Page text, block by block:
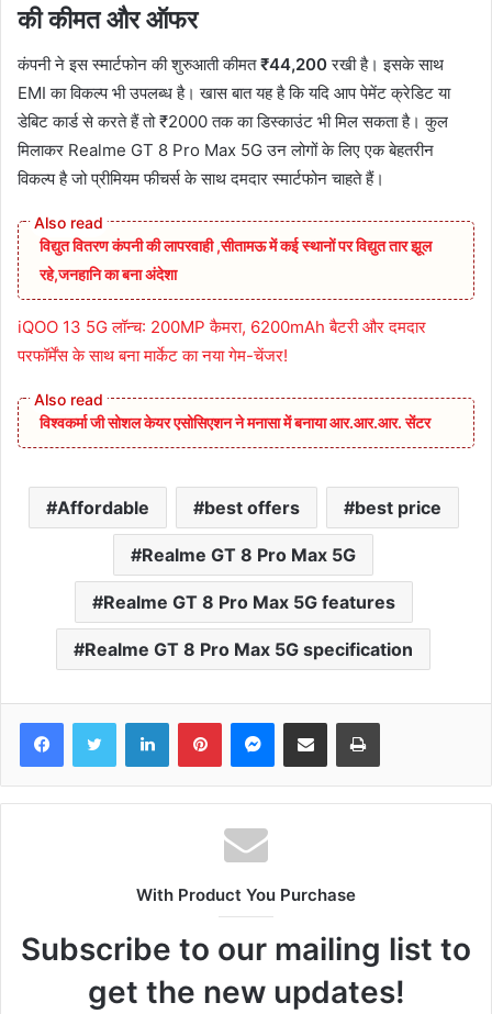
की कीमत और ऑफर
कंपनी ने इस स्मार्टफोन की शुरुआती कीमत₹44,200रखी है। इसके साथ
EMI का विकल्प भी उपलब्ध है। खास बात यह है कि यदि आप पेमेंट क्रेडिट या
डेबिट कार्ड से करते हैं तो ₹2000 तक का डिस्काउंट भी मिल सकता है। कुल
मिलाकर Realme GT 8 Pro Max 5G उन लोगों के लिए एक बेहतरीन
विकल्प है जो प्रीमियम फीचर्स के साथ दमदार स्मार्टफोन चाहते हैं।
विद्युत वितरण कंपनी की लापरवाही ,सीतामऊ में कई स्थानों पर विद्युत तार झूल
रहे,जनहानि का बना अंदेशा
iQOO 13 5G लॉन्च: 200MP कैमरा, 6200mAh बैटरी और दमदार
परफॉर्मेंस के साथ बना मार्केट का नया गेम-चेंजर!
विश्वकर्मा जी सोशल केयर एसोसिएशन ने मनासा में बनाया आर.आर.आर. सेंटर
Affordable best offers best price
Realme GT 8 Pro Max 5G
Realme GT 8 Pro Max 5G features
Realme GT 8 Pro Max 5G specification
FacebookTwitter LinkedInPinterestMessenger
Share via Email Print
With Product You Purchase
Subscribe to our mailing list to
get the new updates!